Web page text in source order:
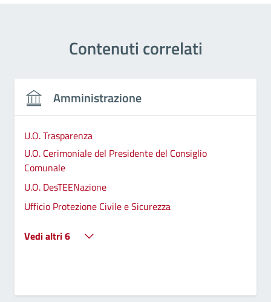
Contenuti correlati
Amministrazione
U.O. Trasparenza
U.O. Cerimoniale del Presidente del Consiglio
Comunale
U.O. DesTEENazione
Ufficio Protezione Civile e Sicurezza
Vedi altri 6